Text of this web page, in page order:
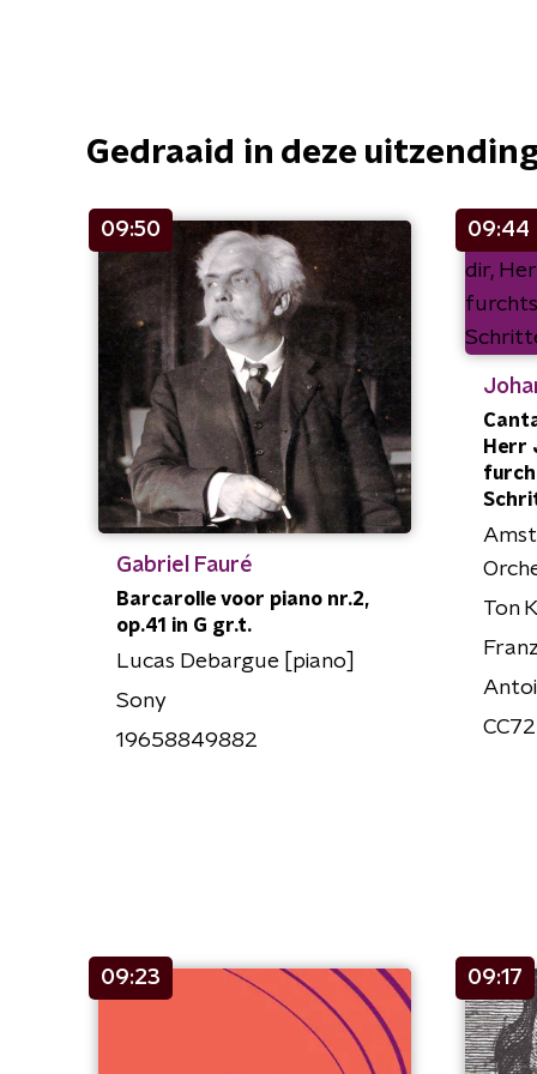
Gedraaid in deze
09:50
Gabriel Fauré
Barcarolle voor piano nr.2,
op.41 in G gr.t.
Lucas Debargue [piano]
Sony
19658849882
09:44
Herr
Ton
09:23 09:17